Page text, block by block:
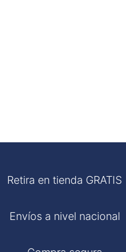
Retira en tienda GRATIS
Envíos a nivel nacional